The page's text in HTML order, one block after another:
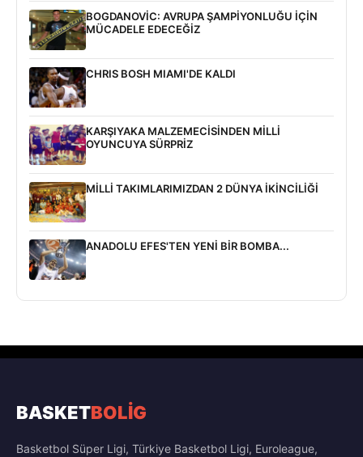
BOGDANOVİC: AVRUPA ŞAMPİYONLUĞU İÇİN
MÜCADELE EDECEĞİZ
CHRIS BOSH MIAMI'DE KALDI
KARŞIYAKA MALZEMECİSİNDEN MİLLİ
OYUNCUYA SÜRPRİZ
MİLLİ TAKIMLARIMIZDAN 2 DÜNYA İKİNCİLİĞİ
ANADOLU EFES'TEN YENİ BİR BOMBA...
BASKETBOLİG
Basketbol Süper Ligi, Türkiye Basketbol Ligi, Euroleague,